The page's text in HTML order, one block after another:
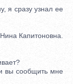
я сразу узнал ее
Капитоновна.
вы сообщить мне